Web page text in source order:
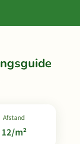
Afstand
12/m²